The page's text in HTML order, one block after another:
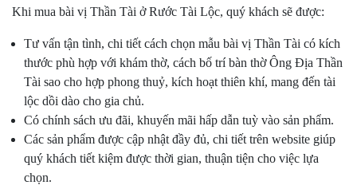
Khi mua bài vị Thần Tài ở Rước Tài Lộc, quý khách sẽ được:
Tư vấn tận tình, chi tiết cách chọn mẫu bài vị Thần Tài có kích
thước phù hợp với khám thờ, cách bố trí bàn thờ Ông Địa Thần
Tài sao cho hợp phong thuỷ, kích hoạt thiên khí, mang đến tài
lộc dồi dào cho gia chủ.
Có chính sách ưu đãi, khuyến mãi hấp dẫn tuỳ vào sản phẩm.
Các sản phẩm được cập nhật đầy đủ, chi tiết trên website giúp
quý khách tiết kiệm được thời gian, thuận tiện cho việc lựa
chọn.